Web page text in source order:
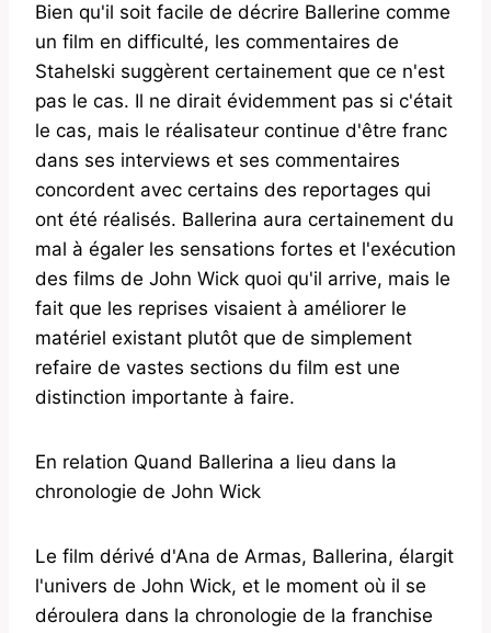
Bien qu'il soit facile de décrire Ballerine comme
un film en difficulté, les commentaires de
Stahelski suggèrent certainement que ce n'est
pas le cas. Il ne dirait évidemment pas si c'était
le cas, mais le réalisateur continue d'être franc
dans ses interviews et ses commentaires
concordent avec certains des reportages qui
ont été réalisés. Ballerina aura certainement du
mal à égaler les sensations fortes et l'exécution
des films de John Wick quoi qu'il arrive, mais le
fait que les reprises visaient à améliorer le
matériel existant plutôt que de simplement
refaire de vastes sections du film est une
distinction importante à faire.
En relation Quand Ballerina a lieu dans la
chronologie de John Wick
Le film dérivé d'Ana de Armas, Ballerina, élargit
l'univers de John Wick, et le moment où il se
déroulera dans la chronologie de la franchise